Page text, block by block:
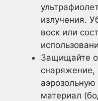
излучения.
воск или
Защищайте
снаряжение,
материал